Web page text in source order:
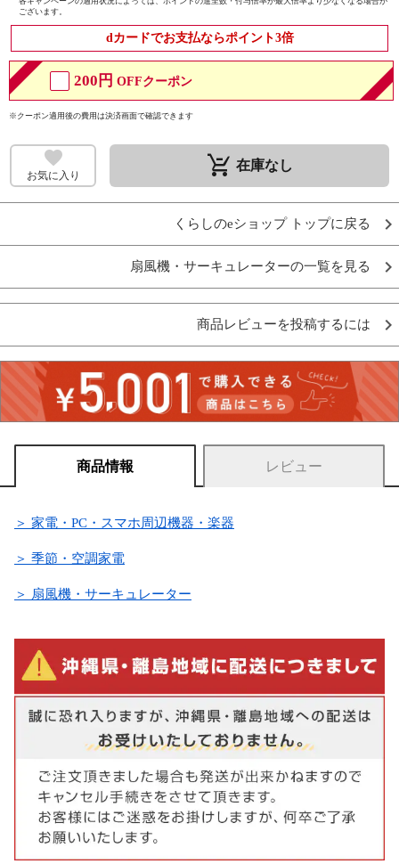
ございます。
dカードでお支払ならポイント3倍
200円 OFFクーポン
※クーポン適用後の費用は決済画面で確認できます
お気に入り remove_shopping_cart 在庫なし
くらしのeショップ トップに戻る
扇風機・サーキュレーターの一覧を見る
商品レビューを投稿するには
商品情報 レビュー
＞ 家電・PC・スマホ周辺機器・楽器
＞ 季節・空調家電
＞ 扇風機・サーキュレーター